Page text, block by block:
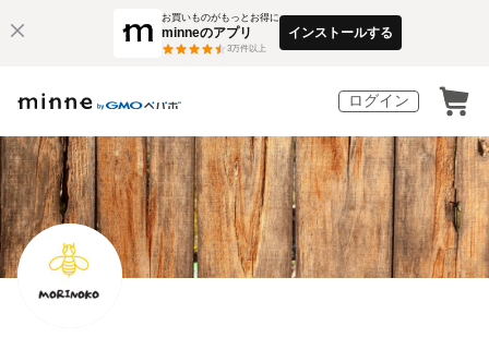
お買いものがもっとお得に
minneのアプリ
3万件以上
インストールする
ログイン